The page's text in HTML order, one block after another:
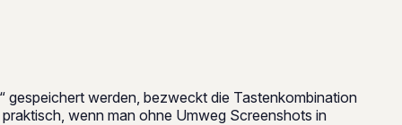
gespeichert werden, bezweckt die Tastenkombination
wenn man ohne Umweg Screenshots in